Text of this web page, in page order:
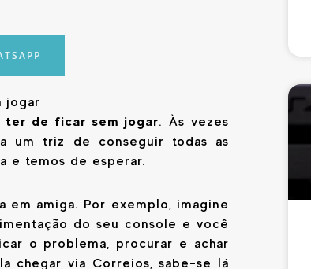
jogar
ter de ficar sem jogar. Às vezes
um triz de conseguir todas as
e temos de esperar.
em amiga. Por exemplo, imagine
do seu console e você
o problema, procurar e achar
chegar via Correios, sabe-se lá